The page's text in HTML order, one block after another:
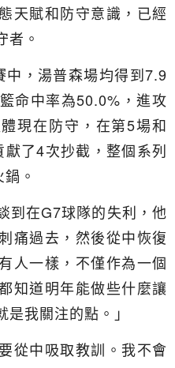
天賦和防守意識，已經
者。
，湯普森場均得到7.9
命中率為50.0%，進攻
現在防守，在第5場和
了4次抄截，整個系列
。
到在G7球隊的失利，他
痛過去，然後從中恢復
人一樣，不僅作為一個
知道明年能做些什麼讓
我關注的點。」
從中吸取教訓。我不會